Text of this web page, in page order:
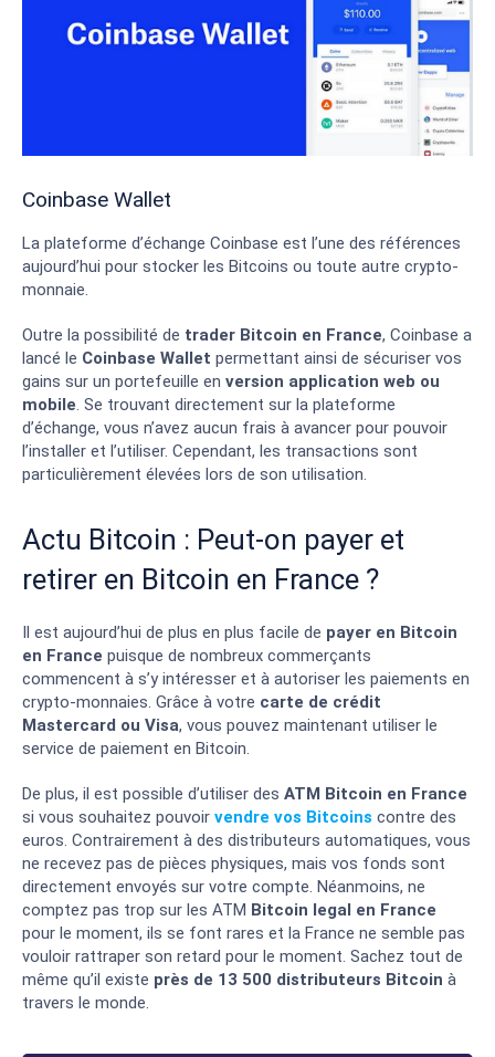
Coinbase Wallet
La plateforme d’échange Coinbase est l’une des références
aujourd’hui pour stocker les Bitcoins ou toute autre crypto-
monnaie.
Outre la possibilité de trader Bitcoin en France, Coinbase a
lancé le Coinbase Wallet permettant ainsi de sécuriser vos
gains sur un portefeuille en version application web ou
mobile. Se trouvant directement sur la plateforme
d’échange, vous n’avez aucun frais à avancer pour pouvoir
l’installer et l’utiliser. Cependant, les transactions sont
particulièrement élevées lors de son utilisation.
Actu Bitcoin : Peut-on payer et
retirer en Bitcoin en France ?
Il est aujourd’hui de plus en plus facile de payer en Bitcoin
en France puisque de nombreux commerçants
commencent à s’y intéresser et à autoriser les paiements en
crypto-monnaies. Grâce à votre carte de crédit
Mastercard ou Visa, vous pouvez maintenant utiliser le
service de paiement en Bitcoin.
De plus, il est possible d’utiliser des ATM Bitcoin en France
si vous souhaitez pouvoir vendre vos Bitcoins contre des
euros. Contrairement à des distributeurs automatiques, vous
ne recevez pas de pièces physiques, mais vos fonds sont
directement envoyés sur votre compte. Néanmoins, ne
comptez pas trop sur les ATM Bitcoin legal en France
pour le moment, ils se font rares et la France ne semble pas
vouloir rattraper son retard pour le moment. Sachez tout de
même qu’il existe près de 13 500 distributeurs Bitcoin à
travers le monde.